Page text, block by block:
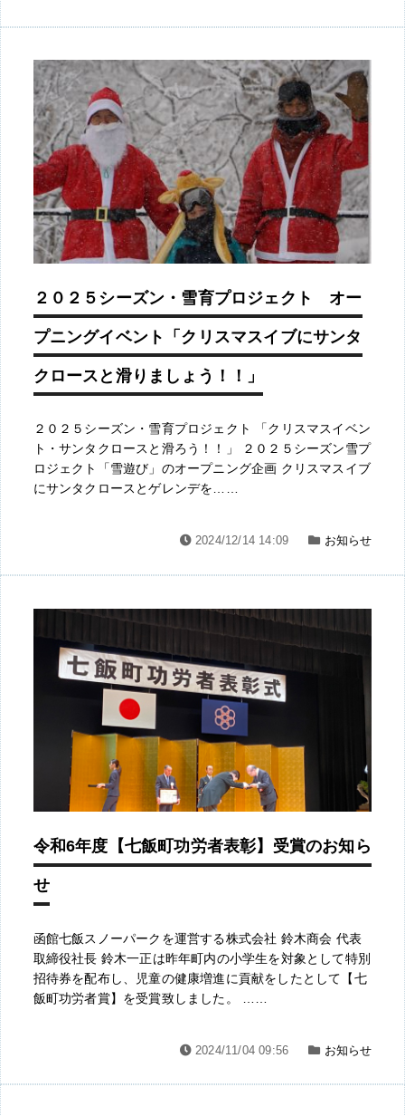
２０２５シーズン・雪育プロジェクト オー
プニングイベント「クリスマスイブにサンタ
クロースと滑りましょう！！」
２０２５シーズン・雪育プロジェクト 「クリスマスイベン
ト・サンタクロースと滑ろう！！」 ２０２５シーズン雪プ
ロジェクト「雪遊び」のオープニング企画 クリスマスイブ
にサンタクロースとゲレンデを……
2024/12/14 14:09 お知らせ
令和6年度【七飯町功労者表彰】受賞のお知ら
せ
函館七飯スノーパークを運営する株式会社 鈴木商会 代表
取締役社長 鈴木一正は昨年町内の小学生を対象として特別
招待券を配布し、児童の健康増進に貢献をしたとして【七
飯町功労者賞】を受賞致しました。 ……
2024/11/04 09:56 お知らせ